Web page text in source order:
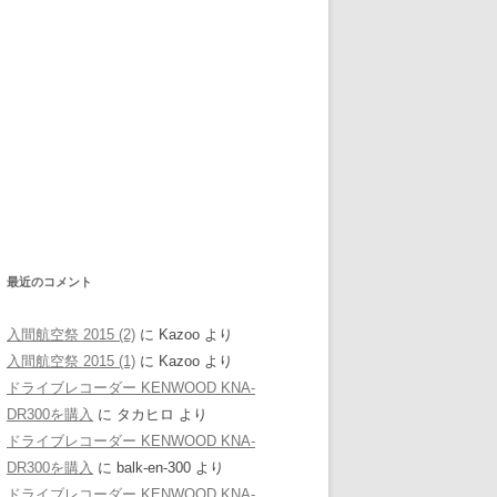
最近のコメント
入間航空祭 2015 (2) に Kazoo より
入間航空祭 2015 (1) に Kazoo より
ドライブレコーダー KENWOOD KNA-
DR300を購入 に タカヒロ より
ドライブレコーダー KENWOOD KNA-
DR300を購入 に balk-en-300 より